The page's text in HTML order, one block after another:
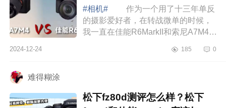
质对比
#相机#
作为一个用了十三年单反
的摄影爱好者，在转战微单的时候，
我一直在佳能R6MarkII和索尼A7M4之
好好整理一下我的心路历程，希望能
2024-12-24 185 0
难得糊涂
松下fz80d测评怎么样？松下